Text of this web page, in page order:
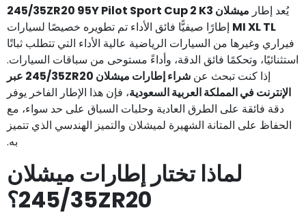
يُعد إطار
ميشلان 245/35ZR20 95Y Pilot Sport Cup 2 K3
MI XL TL إطارًا صيفيًّا فائق الأداء تم تطويره خصيصًا لسيارات
فيراري وغيرها من السيارات الرياضية عالية الأداء التي تتطلب ثباتًا
استثنائيًا، وتحكمًا فائق الدقة، وأداءً مستوحى من سباقات السيارات.
إذا كنت تبحث عن
شراء إطارات ميشلان 245/35ZR20 عبر
الإنترنت في المملكة العربية السعودية، فإن هذا الإطار الفاخر يوفر
دقة فائقة على الطرق العادية وحلبات السباق على حد سواء، مع
الحفاظ على المتانة الشهيرة لميشلان والتميز الهندسي الذي تتميز
به.
لماذا تختار إطارات ميشلان
245/35ZR20؟